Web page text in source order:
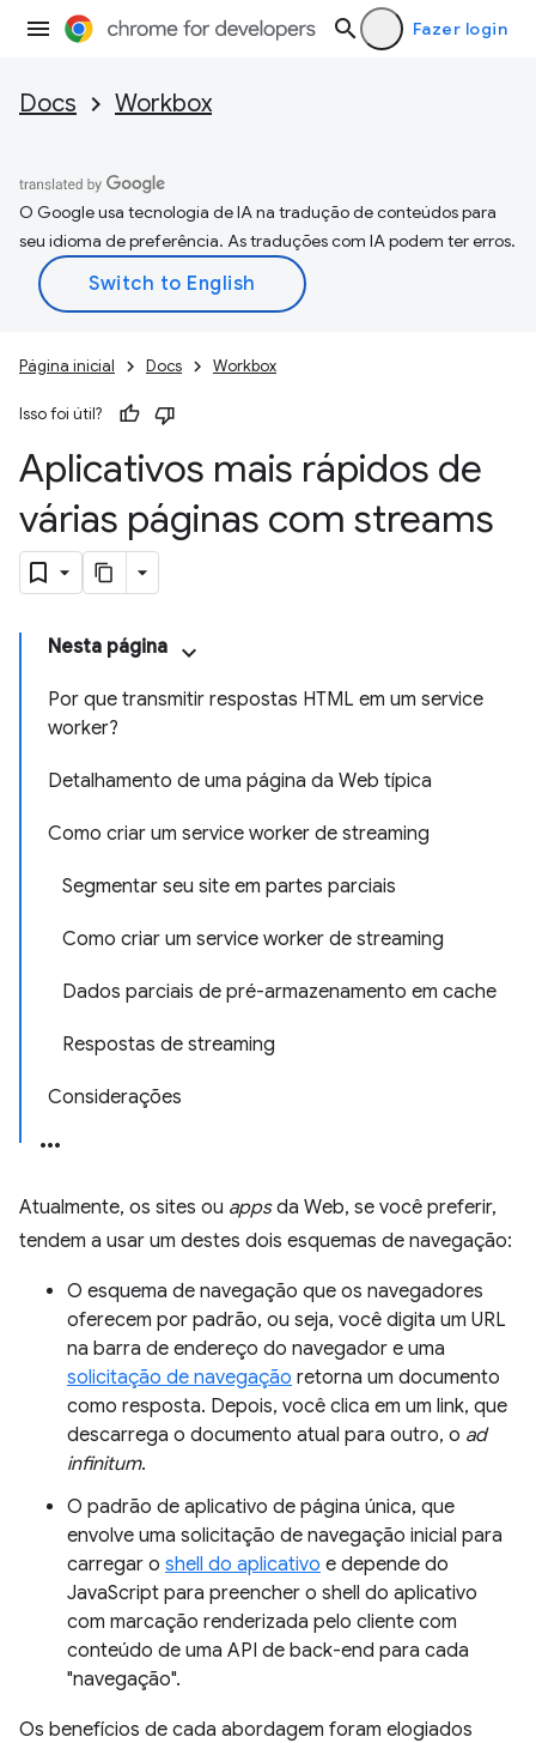
Fazer login
Docs Workbox
O Google usa tecnologia de IA na tradução de conteúdos para
seu idioma de preferência. As traduções com IA podem ter erros.
Página inicial Docs Workbox
Isso foi útil?
Aplicativos mais rápidos de
várias páginas com streams
Nesta página
Por que transmitir respostas HTML em um service
worker?
Detalhamento de uma página da Web típica
Como criar um service worker de streaming
Segmentar seu site em partes parciais
Como criar um service worker de streaming
Dados parciais de pré-armazenamento em cache
Respostas de streaming
Considerações
Atualmente, os sites ou appsda Web, se você preferir,
tendem a usar um destes dois esquemas de navegação:
O esquema de navegação que os navegadores
oferecem por padrão, ou seja, você digita um URL
na barra de endereço do navegador e uma
solicitação de navegação retorna um documento
como resposta. Depois, você clica em um link, que
descarrega o documento atual para outro, o ad
infinitum.
O padrão de aplicativo de página única, que
envolve uma solicitação de navegação inicial para
carregar o shell do aplicativo e depende do
JavaScript para preencher o shell do aplicativo
com marcação renderizada pelo cliente com
conteúdo de uma API de back-end para cada
"navegação".
Os benefícios de cada abordagem foram elogiados